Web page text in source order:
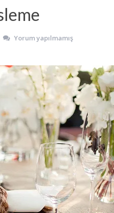
Yorum yapılmamış